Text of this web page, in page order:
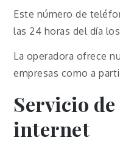
Este número de
las 24 horas del día
La operadora ofrece
empresas como a
Servicio
internet